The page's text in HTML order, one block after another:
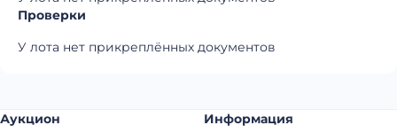
Проверки
У лота нет прикреплённых документов
Аукцион Информация